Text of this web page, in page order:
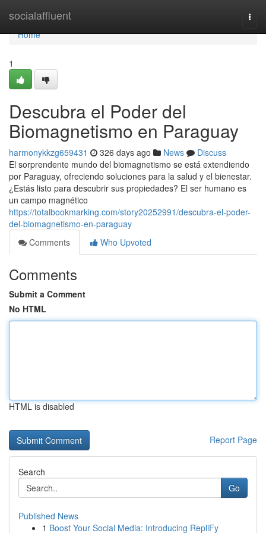
socialaffluent
Home
Home
1
Descubra el Poder del
Biomagnetismo en Paraguay
harmonykkzg659431 326 days ago News
Discuss
El sorprendente mundo del biomagnetismo se está extendiendo
por Paraguay, ofreciendo soluciones para la salud y el bienestar.
¿Estás listo para descubrir sus propiedades? El ser humano es
un campo magnético
https://totalbookmarking.com/story20252991/descubra-el-poder-
del-biomagnetismo-en-paraguay
Comments
Who Upvoted
Comments
Submit a Comment
No HTML
HTML is disabled
Report Page
Search
Go
Published News
1 Boost Your Social Media: Introducing RepliFy